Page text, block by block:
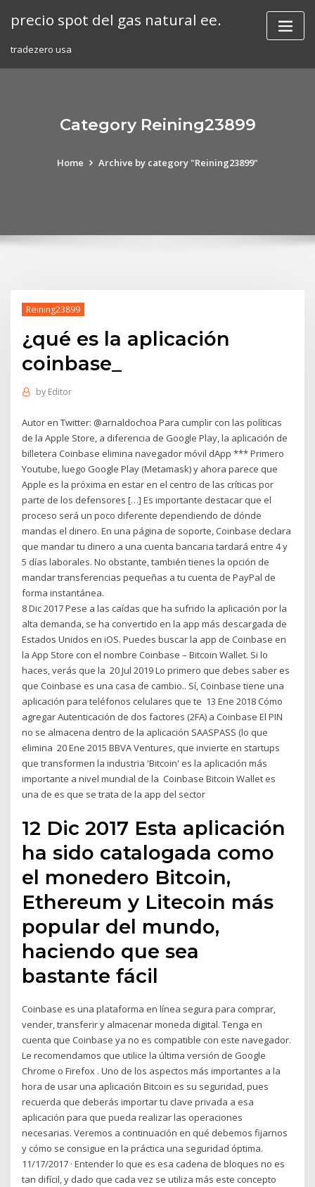
precio spot del gas natural ee.
tradezero usa
Category Reining23899
Home Archive by category "Reining23899"
Reining23899
¿qué es la aplicación
coinbase_
by Editor
Autor en Twitter: @arnaldochoa Para cumplir con las políticas
de la Apple Store, a diferencia de Google Play, la aplicación de
billetera Coinbase elimina navegador móvil dApp *** Primero
Youtube, luego Google Play (Metamask) y ahora parece que
Apple es la próxima en estar en el centro de las críticas por
parte de los defensores […] Es importante destacar que el
proceso será un poco diferente dependiendo de dónde
mandas el dinero. En una página de soporte, Coinbase declara
que mandar tu dinero a una cuenta bancaria tardará entre 4 y
5 días laborales. No obstante, también tienes la opción de
mandar transferencias pequeñas a tu cuenta de PayPal de
forma instantánea.
8 Dic 2017 Pese a las caídas que ha sufrido la aplicación por la
alta demanda, se ha convertido en la app más descargada de
Estados Unidos en iOS. Puedes buscar la app de Coinbase en
la App Store con el nombre Coinbase – Bitcoin Wallet. Si lo
haces, verás que la 20 Jul 2019 Lo primero que debes saber es
que Coinbase es una casa de cambio.. Sí, Coinbase tiene una
aplicación para teléfonos celulares que te 13 Ene 2018 Cómo
agregar Autenticación de dos factores (2FA) a Coinbase El PIN
no se almacena dentro de la aplicación SAASPASS (lo que
elimina 20 Ene 2015 BBVA Ventures, que invierte en startups
que transformen la industria 'Bitcoin' es la aplicación más
importante a nivel mundial de la Coinbase Bitcoin Wallet es
una de es que se trata de la app del sector
12 Dic 2017 Esta aplicación
ha sido catalogada como
el monedero Bitcoin,
Ethereum y Litecoin más
popular del mundo,
haciendo que sea
bastante fácil
Coinbase es una plataforma en línea segura para comprar,
vender, transferir y almacenar moneda digital. Tenga en
cuenta que Coinbase ya no es compatible con este navegador.
Le recomendamos que utilice la última versión de Google
Chrome o Firefox . Uno de los aspectos más importantes a la
hora de usar una aplicación Bitcoin es su seguridad, pues
recuerda que deberás importar tu clave privada a esa
aplicación para que pueda realizar las operaciones
necesarias. Veremos a continuación en qué debemos fijarnos
y cómo se consigue en la práctica una seguridad óptima.
11/17/2017 · Entender lo que es esa cadena de bloques no es
tan difícil, y dado que cada vez se utiliza más este concepto